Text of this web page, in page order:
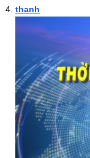
thanh